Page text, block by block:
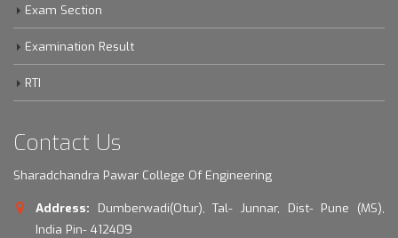
Exam Section
Examination Result
RTI
Contact Us
Sharadchandra Pawar College Of Engineering
Address:
Dumberwadi(Otur), Tal- Junnar, Dist- Pune (MS),
India Pin- 412409